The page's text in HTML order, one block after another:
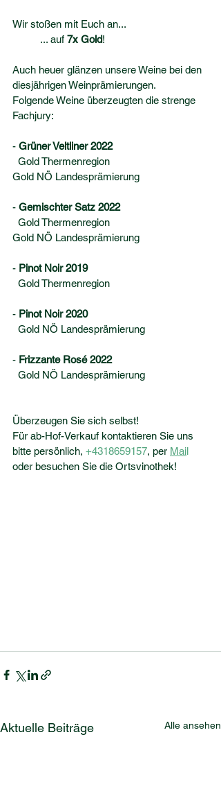
Wir stoßen mit Euch an...
	... auf
7x Gold!
Auch heuer glänzen unsere Weine bei den
diesjährigen Weinprämierungen.
Folgende Weine überzeugten die strenge
Fachjury:
- Grüner Veltliner 2022
  Gold Thermenregion
Gold NÖ Landesprämierung
-
  Gold Thermenregion
Gold NÖ Landesprämierung
-
Pinot Noir 2019
  Gold Thermenregion
-
Pinot Noir 2020
  Gold NÖ Landesprämierung
- Frizzante Rosé 2022
  Gold NÖ Landesprämierung
Überzeugen Sie sich selbst!
Für ab-Hof-Verkauf kontaktieren Sie uns
bitte persönlich, +4318659157, per Mail
oder besuchen Sie die Ortsvinothek!
Aktuelle Beiträge Alle ansehen